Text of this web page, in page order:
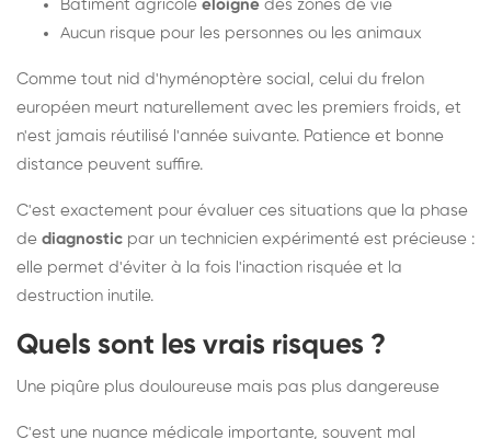
Bâtiment agricole éloigné des zones de vie
Aucun risque pour les personnes ou les animaux
Comme tout nid d'hyménoptère social, celui du frelon
européen meurt naturellement avec les premiers froids, et
n'est jamais réutilisé l'année suivante. Patience et bonne
distance peuvent suffire.
C'est exactement pour évaluer ces situations que la phase
de diagnostic par un technicien expérimenté est précieuse :
elle permet d'éviter à la fois l'inaction risquée et la
destruction inutile.
Quels sont les vrais risques ?
Une piqûre plus douloureuse mais pas plus dangereuse
C'est une nuance médicale importante, souvent mal